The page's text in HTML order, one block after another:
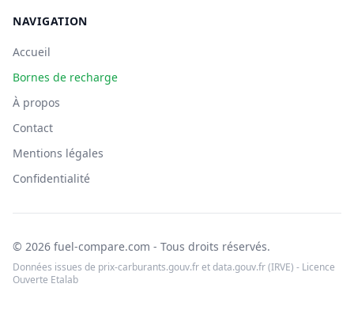
NAVIGATION
Accueil
Bornes de recharge
À propos
Contact
Mentions légales
Confidentialité
© 2026 fuel-compare.com - Tous droits réservés.
Données issues de prix-carburants.gouv.fr et data.gouv.fr (IRVE) - Licence
Ouverte Etalab